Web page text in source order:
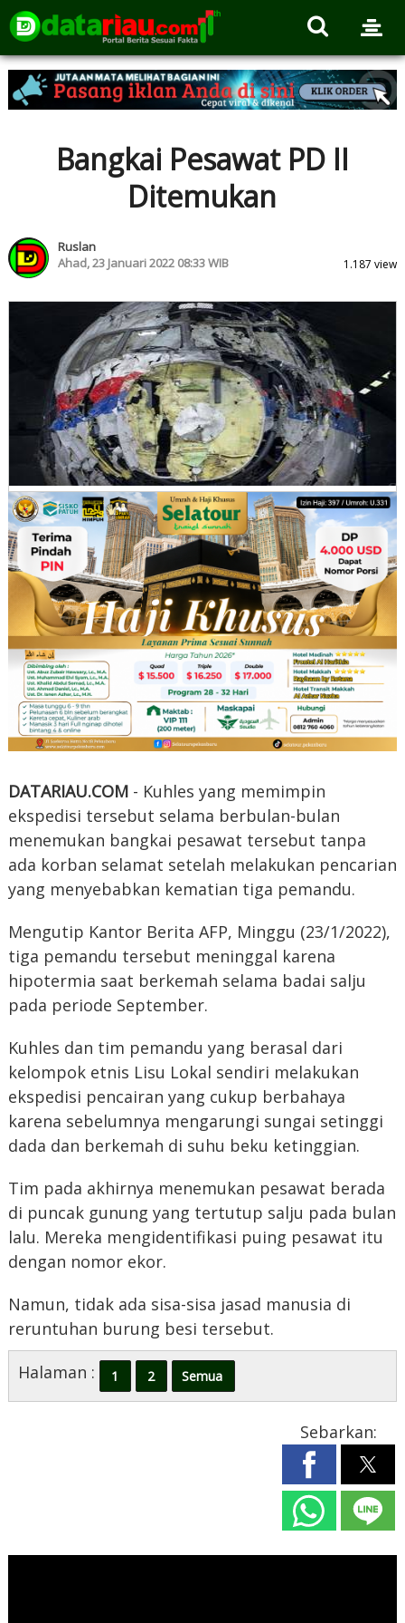
Bangkai Pesawat PD II
Ditemukan
Ruslan
Ahad, 23 Januari 2022 08:33 WIB
1.187 view
DATARIAU.COM- Kuhles yang memimpin
ekspedisi tersebut selama berbulan-bulan
menemukan bangkai pesawat tersebut tanpa
ada korban selamat setelah melakukan pencarian
yang menyebabkan kematian tiga pemandu.
Mengutip Kantor Berita AFP, Minggu (23/1/2022),
tiga pemandu tersebut meninggal karena
hipotermia saat berkemah selama badai salju
pada periode September.
Kuhles dan tim pemandu yang berasal dari
kelompok etnis Lisu Lokal sendiri melakukan
ekspedisi pencairan yang cukup berbahaya
karena sebelumnya mengarungi sungai setinggi
dada dan berkemah di suhu beku ketinggian.
Tim pada akhirnya menemukan pesawat berada
di puncak gunung yang tertutup salju pada bulan
lalu. Mereka mengidentifikasi puing pesawat itu
dengan nomor ekor.
Namun, tidak ada sisa-sisa jasad manusia di
reruntuhan burung besi tersebut.
Halaman :
1 2 Semua
Sebarkan: